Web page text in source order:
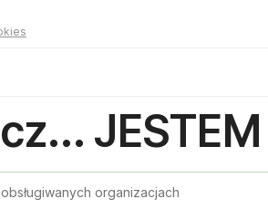
JESTEM
obsługiwanych organizacjach